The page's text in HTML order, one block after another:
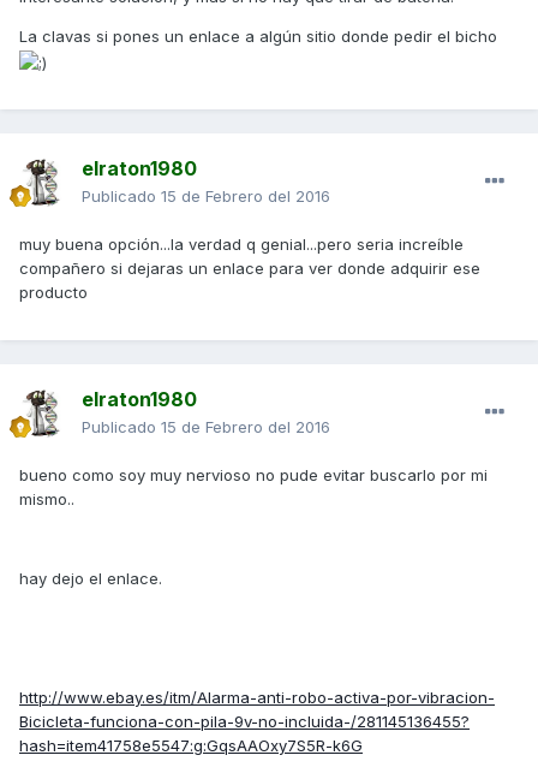
La clavas si pones un enlace a algún sitio donde pedir el bicho
elraton1980
Publicado 15 de Febrero del 2016
muy buena opción...la verdad q genial...pero seria increíble
compañero si dejaras un enlace para ver donde adquirir ese
producto
elraton1980
Publicado 15 de Febrero del 2016
bueno como soy muy nervioso no pude evitar buscarlo por mi
mismo..
hay dejo el enlace.
http://www.ebay.es/itm/Alarma-anti-robo-activa-por-vibracion-
Bicicleta-funciona-con-pila-9v-no-incluida-/281145136455?
hash=item41758e5547:g:GqsAAOxy7S5R-k6G